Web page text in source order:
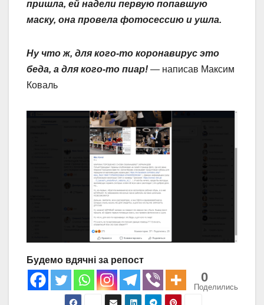
пришла, ей надели первую попавшую
маску, она провела фотосессию и ушла.
Ну что ж, для кого-то коронавирус это
беда, а для кого-то пиар! — написав Максим
Коваль
Будемо вдячні за репост
0
Поделились